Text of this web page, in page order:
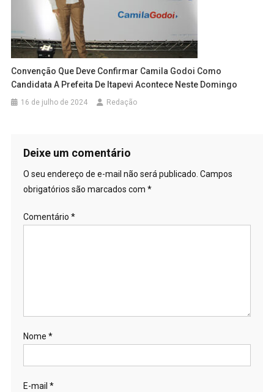
Convenção Que Deve Confirmar Camila Godoi Como
Candidata A Prefeita De Itapevi Acontece Neste Domingo
16 de julho de 2024 Redação
Deixe um comentário
O seu endereço de e-mail não será publicado. Campos
obrigatórios são marcados com *
Comentário *
Nome *
E-mail *